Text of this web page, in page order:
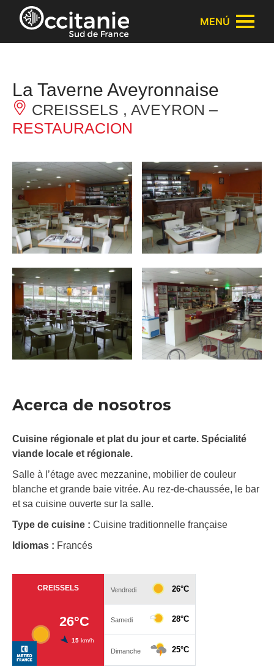
Panel de gestión de cookies
MENÚ
La Taverne Aveyronnaise
CREISSELS , AVEYRON –
RESTAURACION
Acerca de nosotros
Cuisine régionale et plat du jour et carte. Spécialité
viande locale et régionale.
Salle à l’étage avec mezzanine, mobilier de couleur
blanche et grande baie vitrée. Au rez-de-chaussée, le bar
et sa cuisine ouverte sur la salle.
Type de cuisine : Cuisine traditionnelle française
Idiomas : Francés